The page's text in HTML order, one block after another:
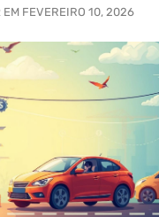
EM FEVEREIRO 10, 2026